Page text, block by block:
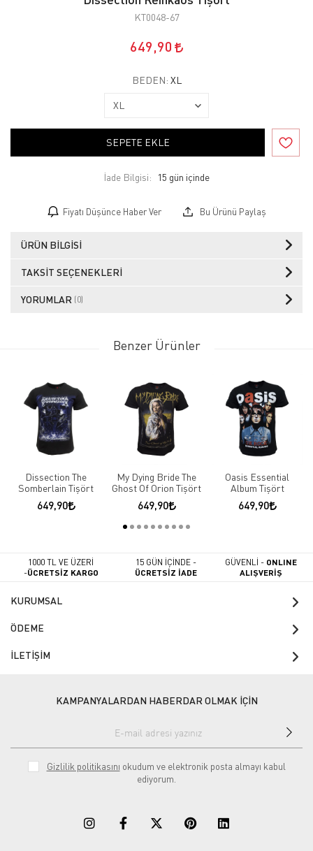
KT0048-67
649,90
BEDEN: XL
SEPETE EKLE
İade Bilgisi:
Fiyatı Düşünce Haber Ver Bu Ürünü Paylaş
ÜRÜN BILGISI
TAKSIT SEÇENEKLERI
YORUMLAR (0)
Benzer Ürünler
Dissection The
Somberlain Tişört
649,90
My Dying Bride The
Ghost Of Orion Tişört
649,90
Oasis Essential
Album Tişört
649,90
1000 TL VE ÜZERİ
-ÜCRETSİZ KARGO
15 GÜN İÇİNDE -
ÜCRETSİZ İADE
GÜVENLİ - ONLINE
ALIŞVERİŞ
KURUMSAL
ÖDEME
İLETİŞİM
KAMPANYALARDAN HABERDAR OLMAK İÇİN
Gizlilik politikasını okudum ve elektronik posta almayı kabul
ediyorum.